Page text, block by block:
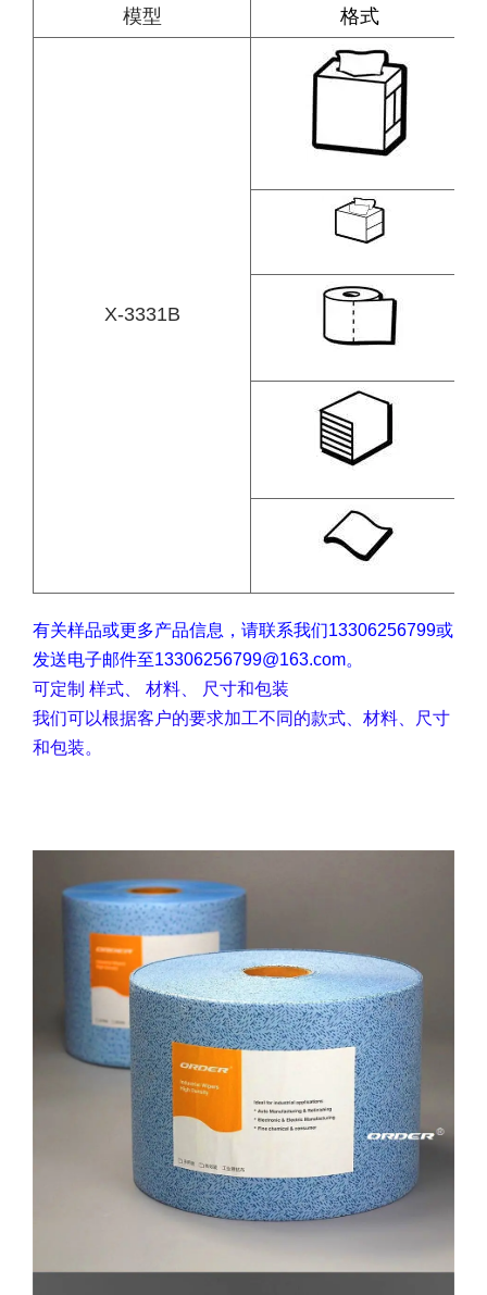
模型 格式
X-3331B
有关样品或更多产品信息，请联系我们13306256799或
发送电子邮件至13306256799@163.com。
可定制 样式、 材料、 尺寸和包装
我们可以根据客户的要求加工不同的款式、材料、尺寸
和包装。